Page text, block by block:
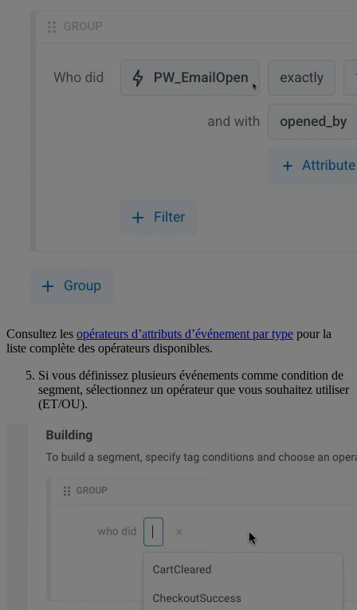
Consultez les opérateurs d’attributs d’événement par type pour la
liste complète des opérateurs disponibles.
Si vous définissez plusieurs événements comme condition de
segment, sélectionnez un opérateur que vous souhaitez utiliser
(ET/OU).